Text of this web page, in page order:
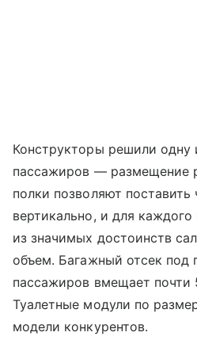
Конструкторы решили одну
пассажиров — размещение
полки позволяют
вертикально, и для
из значимых достоинств
объем. Багажный отсек под
пассажиров вмещает почти
Туалетные модули по
модели конкурентов.